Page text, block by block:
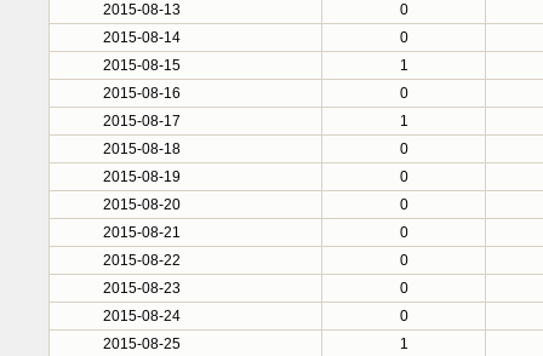
2015-08-13
0
2015-08-14
0
2015-08-15
1
2015-08-16
0
2015-08-17
1
2015-08-18
0
2015-08-19
0
2015-08-20
0
2015-08-21
0
2015-08-22
0
2015-08-23
0
2015-08-24
0
2015-08-25
1